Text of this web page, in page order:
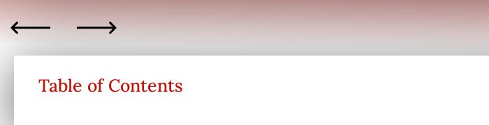
Table of Contents